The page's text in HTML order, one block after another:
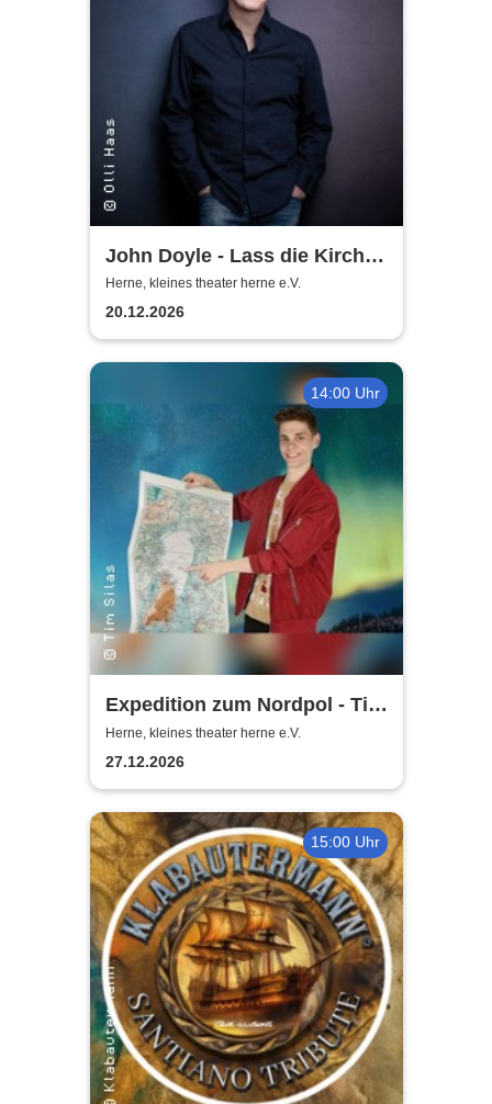
John Doyle - Lass die Kirche
im Dorf
Herne, kleines theater herne e.V.
20.12.2026
14:00 Uhr
Expedition zum Nordpol - Tim
Silas "Die magische Familien-
Weihnachtsshow"
Herne, kleines theater herne e.V.
27.12.2026
15:00 Uhr